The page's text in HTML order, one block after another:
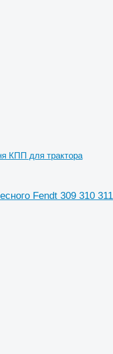
КПП для трактора
Fendt 309 310 311